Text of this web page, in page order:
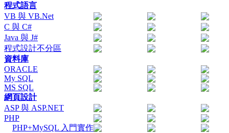
程式語言
VB 與 VB.Net
C 與 C#
Java 與 J#
程式設計不分區
資料庫
ORACLE
My SQL
MS SQL
網頁設計
ASP 與 ASP.NET
PHP
PHP+MySQL 入門實作